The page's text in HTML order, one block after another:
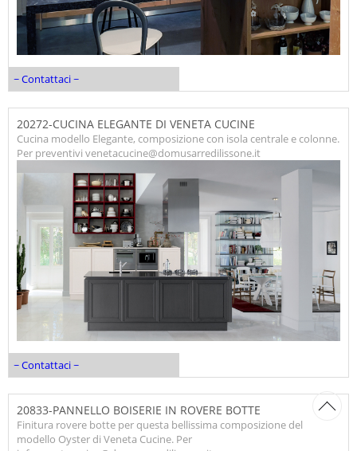
~ Contattaci ~
20272-CUCINA ELEGANTE DI VENETA CUCINE
Cucina modello Elegante, composizione con isola centrale e colonne.
Per preventivi venetacucine@domusarredilissone.it
~ Contattaci ~
20833-PANNELLO BOISERIE IN ROVERE BOTTE
Finitura rovere botte per questa bellissima composizione del
modello Oyster di Veneta Cucine. Per